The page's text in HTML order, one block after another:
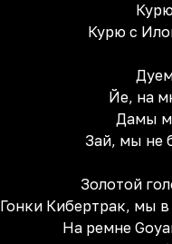
Курю с
Йе, на
Дамы
Зай, мы не
Золотой
Гонки Кибертрак, мы
На ремне